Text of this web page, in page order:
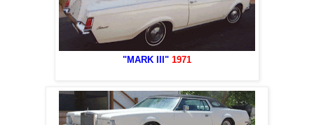
"MARK III" 1971